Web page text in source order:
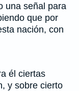
una señal para
que por
nación, con
él ciertas
y sobre cierto